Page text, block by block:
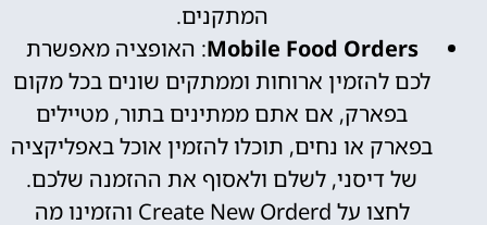
המתקנים.
Mobile Food Orders: האופציה מאפשרת
לכם להזמין ארוחות וממתקים שונים בכל מקום
בפארק, אם אתם ממתינים בתור, מטיילים
בפארק או נחים, תוכלו להזמין אוכל באפליקציה
של דיסני, לשלם ולאסוף את ההזמנה שלכם.
לחצו על Create New Orderd והזמינו מה